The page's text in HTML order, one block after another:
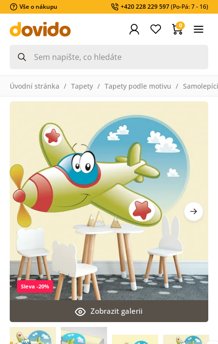
Vše o nákupu +420 228 229 597(Po-Pá: 7 - 16)
0
Úvodní stránka Tapety Tapety podle motivu
Zobrazit galerii
Sleva -20%